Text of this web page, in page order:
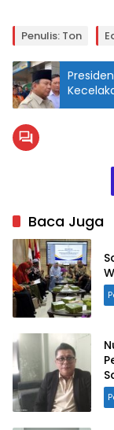
Penulis: Ton
Baca Juga